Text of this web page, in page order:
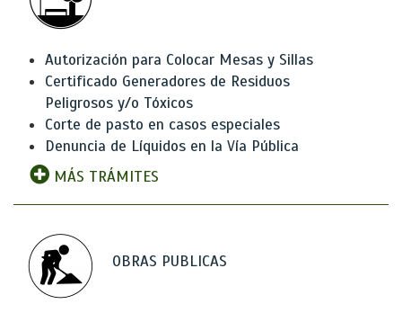
Autorización para Colocar Mesas y Sillas
Certificado Generadores de Residuos
Peligrosos y/o Tóxicos
Corte de pasto en casos especiales
Denuncia de Líquidos en la Vía Pública
MÁS TRÁMITES
OBRAS PUBLICAS